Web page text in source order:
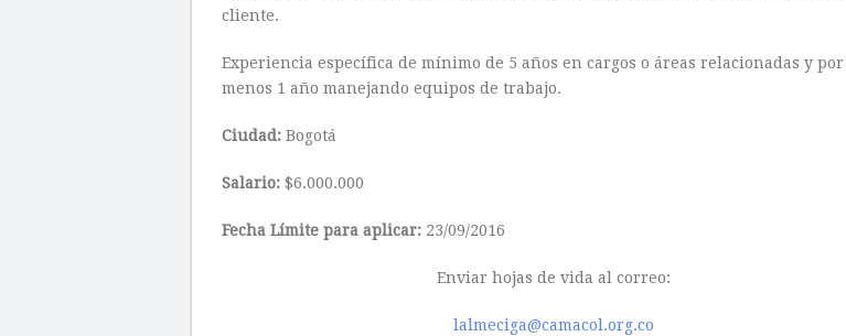
cliente.
Experiencia específica de mínimo de 5 años en cargos o áreas relacionadas y
menos 1 año manejando equipos de trabajo.
Ciudad: Bogotá
Salario: $6.000.000
Fecha Límite para aplicar: 23/09/2016
Enviar hojas de vida al correo:
lalmeciga@camacol.org.co